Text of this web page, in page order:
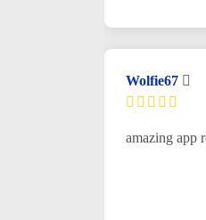
Wolfie67
amazing app